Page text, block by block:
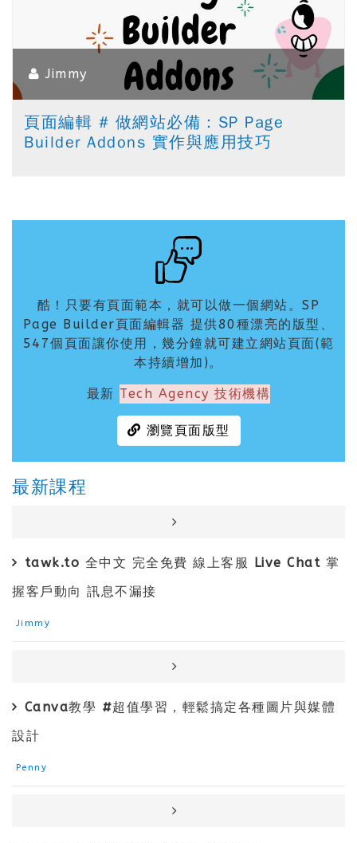
Jimmy
頁面編輯 # 做網站必備：SP Page
Builder Addons 實作與應用技巧
酷！只要有頁面範本，就可以做一個網站。SP
Page Builder頁面編輯器 提供80種漂亮的版型、
547個頁面讓你使用，幾分鐘就可建立網站頁面(範
本持續增加)。
最新 Tech Agency 技術機構
瀏覽頁面版型
最新課程
tawk.to 全中文 完全免費 線上客服 Live Chat 掌
握客戶動向 訊息不漏接
Jimmy
Canva教學 #超值學習，輕鬆搞定各種圖片與媒體
設計
Penny